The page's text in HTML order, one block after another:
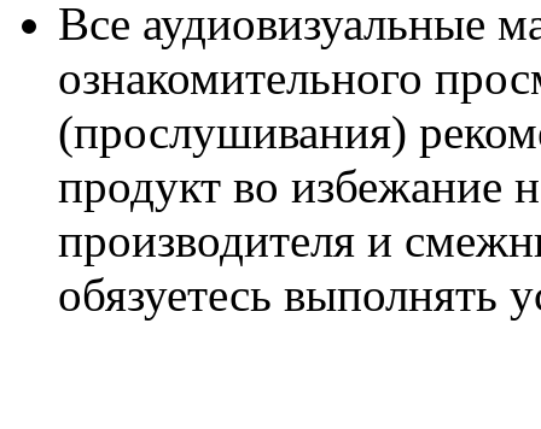
Все аудиовизуальные
ознакомительного
(прослушивания)
продукт во избежание
производителя и
обязуетесь выполнять